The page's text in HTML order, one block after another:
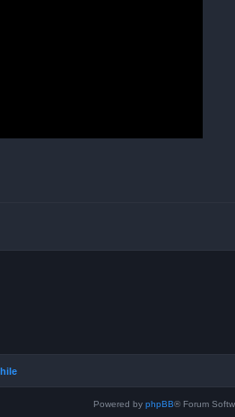
Powered by phpBB® Forum